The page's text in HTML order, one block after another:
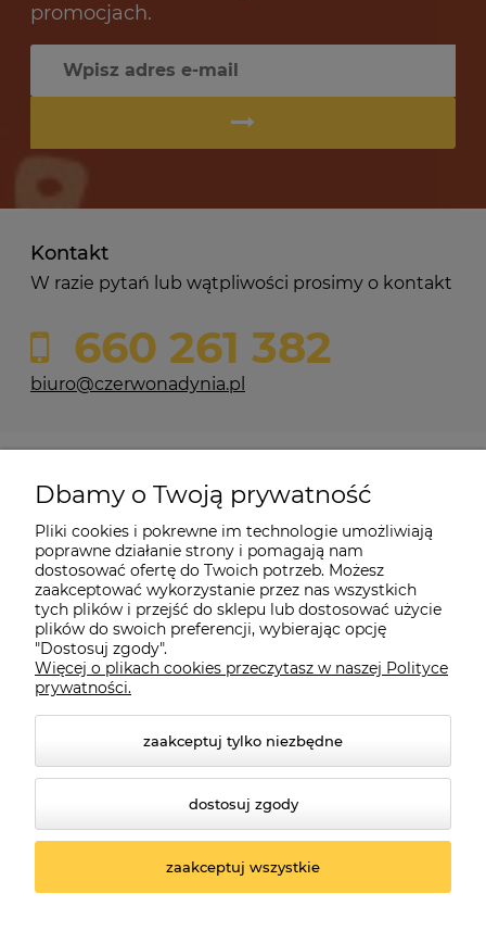
promocjach.
Kontakt
W razie pytań lub wątpliwości prosimy o kontakt
660 261 382
biuro@czerwonadynia.pl
Moje konto
O firmie
Czerwona Dynia|ul. Konarskiego 9a| 66-200 Świebodzin |
Dbamy o Twoją prywatność
Pliki cookies i pokrewne im technologie umożliwiają
poprawne działanie strony i pomagają nam
dostosować ofertę do Twoich potrzeb. Możesz
zaakceptować wykorzystanie przez nas wszystkich
tych plików i przejść do sklepu lub dostosować użycie
plików do swoich preferencji, wybierając opcję
"Dostosuj zgody".
Więcej o plikach cookies przeczytasz w naszej Polityce
prywatności.
zaakceptuj tylko niezbędne
dostosuj zgody
zaakceptuj wszystkie